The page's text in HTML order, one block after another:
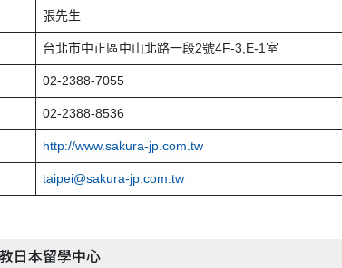
張先生
台北市中正區中山北路一段2號4F-3,E-1室
02-2388-7055
02-2388-8536
http://www.sakura-jp.com.tw
taipei@sakura-jp.com.tw
日本留學中心